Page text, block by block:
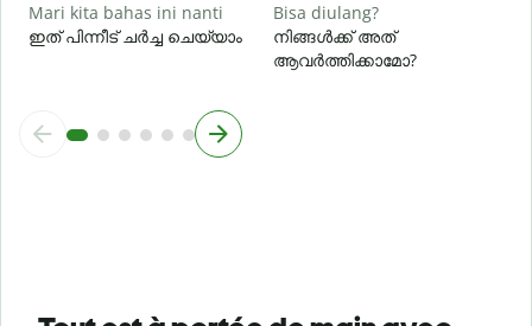
Mari kita bahas ini nanti
ഇത് പിന്നീട് ചർച്ച ചെയ്യാം
Bisa diulang?
നിങ്ങൾക്ക് അത്
ആവർത്തിക്കാമോ?